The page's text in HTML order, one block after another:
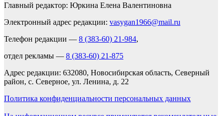
Главный редактор: Юркина Елена Валентиновна
Электронный адрес редакции: vasygan1966@mail.ru
Телефон редакции — 8 (383-60) 21-984,
отдел рекламы — 8 (383-60) 21-875
Адрес редакции: 632080, Новосибирская область, Северный
район, с. Северное, ул. Ленина, д. 22
Политика конфиденциальности персональных данных